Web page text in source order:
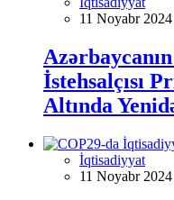
11 Noyabr
İstehsalçısı
Altında
İqtisadiyyat
11 Noyabr